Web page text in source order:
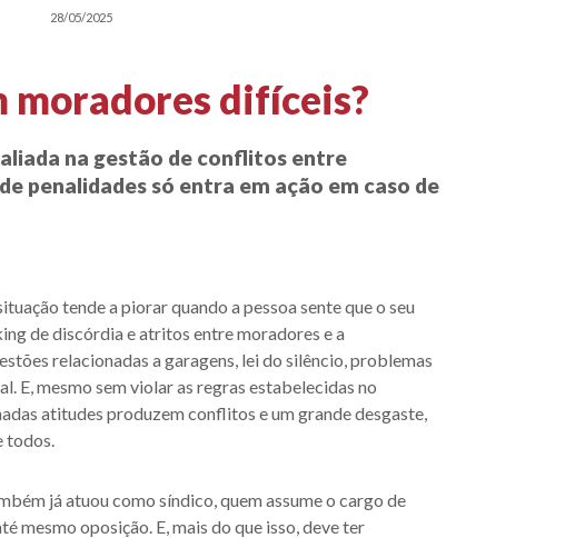
28/05/2025
moradores difíceis?
na gestão de conflitos entre
penalidades só entra em ação em caso de
tende a piorar quando a pessoa sente que o seu
de discórdia e atritos entre moradores e a
relacionadas a garagens, lei do silêncio, problemas
E, mesmo sem violar as regras estabelecidas no
atitudes produzem conflitos e um grande desgaste,
todos.
já atuou como síndico, quem assume o cargo de
mesmo oposição. E, mais do que isso, deve ter